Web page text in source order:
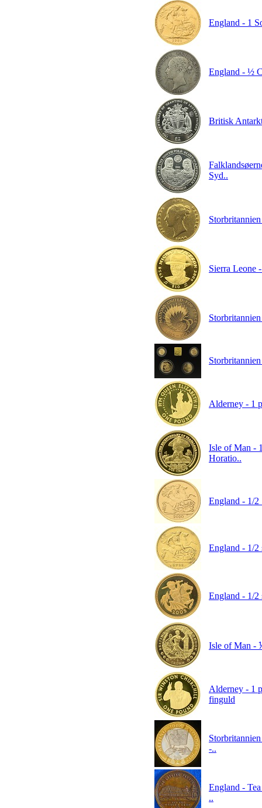
England - 1
England - ½
Britisk
Syd..
Sierra Leone
Alderney - 1
Isle of Man -
Horatio..
England - 1/2
England - 1/2
England - 1/
Isle of Man -
Alderney - 1
finguld
-..
England -
..